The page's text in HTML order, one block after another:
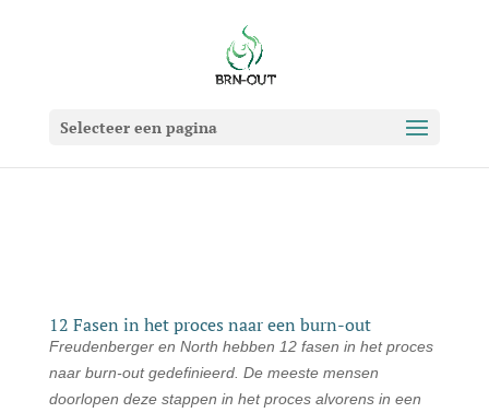
Selecteer een pagina
12 Fasen in het proces naar een burn-out
Freudenberger en North hebben 12 fasen in het proces
naar burn-out gedefinieerd. De meeste mensen
doorlopen deze stappen in het proces alvorens in een